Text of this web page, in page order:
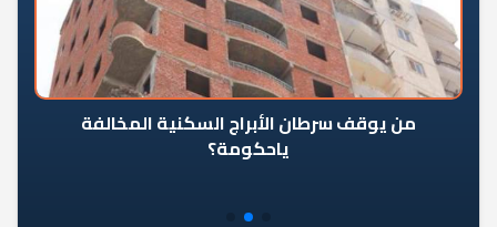
من يوقف سرطان الأبراج السكنية المخالفة
ياحكومة؟